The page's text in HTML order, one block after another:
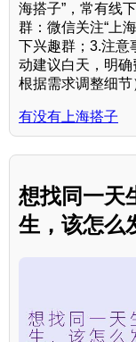
海搭子”，常有线
群：微信关注“上
下兴趣群；3.注意
动建议白天，明
根据需求调整细节
有没有上海搭子
想找同一天
生，该怎么